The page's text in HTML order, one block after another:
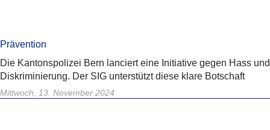
Prävention
Die Kantonspolizei Bern lanciert eine Initiative gegen Hass und
Diskriminierung. Der SIG unterstützt diese klare Botschaft
Mittwoch, 13. November 2024